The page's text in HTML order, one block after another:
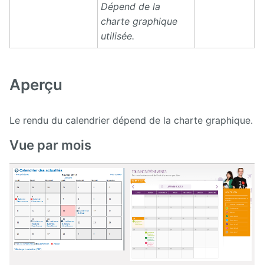
Dépend de la
charte graphique
utilisée.
Aperçu
Le rendu du calendrier dépend de la charte graphique.
Vue par mois